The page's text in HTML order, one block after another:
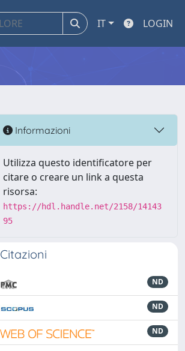
IT LOGIN
Informazioni
Utilizza questo identificatore per
citare o creare un link a questa
risorsa:
https://hdl.handle.net/2158/14143
95
Citazioni
ND
ND
ND